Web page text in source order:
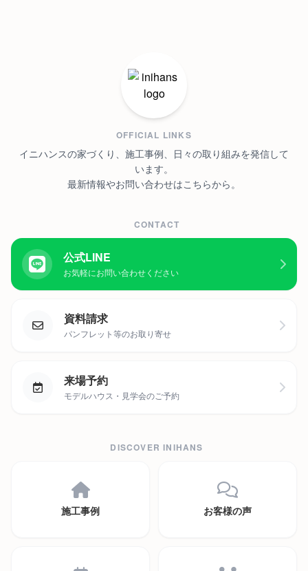
OFFICIAL LINKS
イニハンスの家づくり、施工事例、日々の取り組みを発信して
います。
最新情報やお問い合わせはこちらから。
CONTACT
公式LINE
お気軽にお問い合わせください
資料請求
パンフレット等のお取り寄せ
来場予約
モデルハウス・見学会のご予約
DISCOVER INIHANS
施工事例 お客様の声